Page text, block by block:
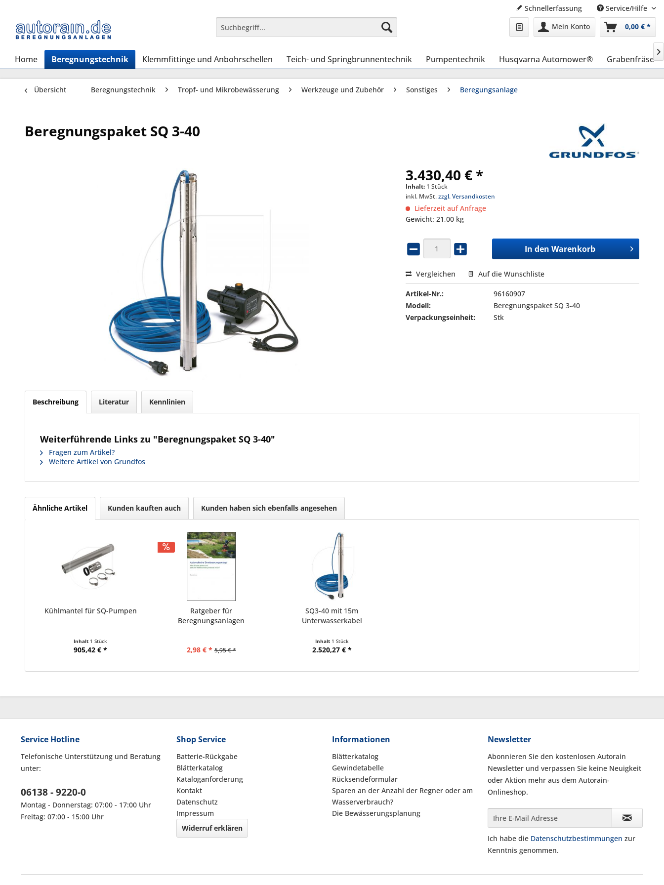
Schnellerfassung
Service/Hilfe
Mein Konto
0,00 € *
Home Beregnungstechnik Klemmfittinge und Anbohrschellen Teich- und Springbrunnentechnik Pumpentechnik Husqvarna Automower® Grabenfräse

Übersicht Beregnungstechnik Tropf- und Mikrobewässerung Werkzeuge und Zubehör Sonstiges Beregungsanlage
Beregnungspaket SQ 3-40
3.430,40 € *
Inhalt: 1 Stück
inkl. MwSt.zzgl. Versandkosten
Lieferzeit auf Anfrage
Gewicht: 21,00 kg
In den Warenkorb
Vergleichen Auf die Wunschliste
Artikel-Nr.:
96160907
Modell:
Beregnungspaket SQ 3-40
Verpackungseinheit:
Stk
Beschreibung Literatur Kennlinien
Weiterführende Links zu "Beregnungspaket SQ 3-40"
Fragen zum Artikel?
Weitere Artikel von Grundfos
Ähnliche Artikel Kunden kauften auch Kunden haben sich ebenfalls angesehen
Kühlmantel für SQ-Pumpen
Inhalt 1 Stück
905,42 € *
Ratgeber für
Beregnungsanlagen
2,98 € * 5,95 € *
SQ3-40 mit 15m
Unterwasserkabel
Inhalt 1 Stück
2.520,27 € *
Service Hotline
Telefonische Unterstützung und Beratung
unter:
06138 - 9220-0
Montag - Donnerstag: 07:00 - 17:00 Uhr
Freitag: 07:00 - 15:00 Uhr
Shop Service
Batterie-Rückgabe
Blätterkatalog
Kataloganforderung
Kontakt
Datenschutz
Impressum
Widerruf erklären
Informationen
Blätterkatalog
Gewindetabelle
Rücksendeformular
Sparen an der Anzahl der Regner oder am
Wasserverbrauch?
Die Bewässerungsplanung
Newsletter
Abonnieren Sie den kostenlosen Autorain
Newsletter und verpassen Sie keine Neuigkeit
oder Aktion mehr aus dem Autorain-
Onlineshop.
Ich habe die Datenschutzbestimmungen zur
Kenntnis genommen.